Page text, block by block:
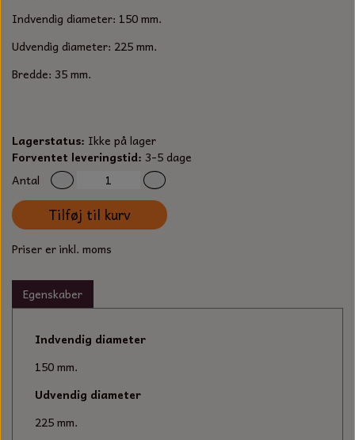
SORTIMENT
OLIE TIL SMÅMOTORER & HAVEMASKINER
SPÆNDEBÅND
BENSINSLANGE OG FILTRE
STARTSNOR OG TILBEHØR
UNIVERSAL REMSKIVER OG STYRERULLER
SMERGELLÆRRED
STIKSAV KLINGER
MEJSLER
VÆRKTØJSSÆT
FEDTPRESSER
Indvendig diameter: 150 mm.
Udvendig diameter: 225 mm.
Bredde: 35 mm.
Lagerstatus: Ikke på lager
Forventet leveringstid: 3-5 dage
Antal
Tilføj til kurv
Priser er inkl. moms
Egenskaber
Indvendig diameter
150 mm.
Udvendig diameter
225 mm.